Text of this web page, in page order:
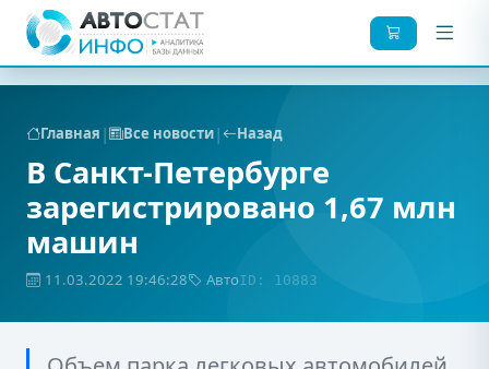
Главная | Все новости| Назад
В Санкт-Петербурге
зарегистрировано 1,67 млн
машин
11.03.2022 19:46:28 АвтоID: 10883